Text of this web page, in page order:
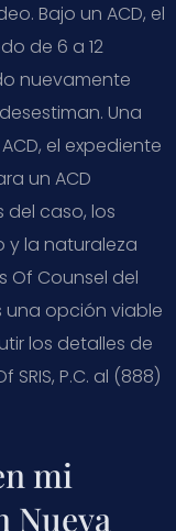
Bajo un ACD, el
de 6 a 12
nuevamente
Una
el expediente
un ACD
caso, los
y la naturaleza
Of Counsel del
una opción viable
los detalles de
P.C. al (888)
mi
Nueva